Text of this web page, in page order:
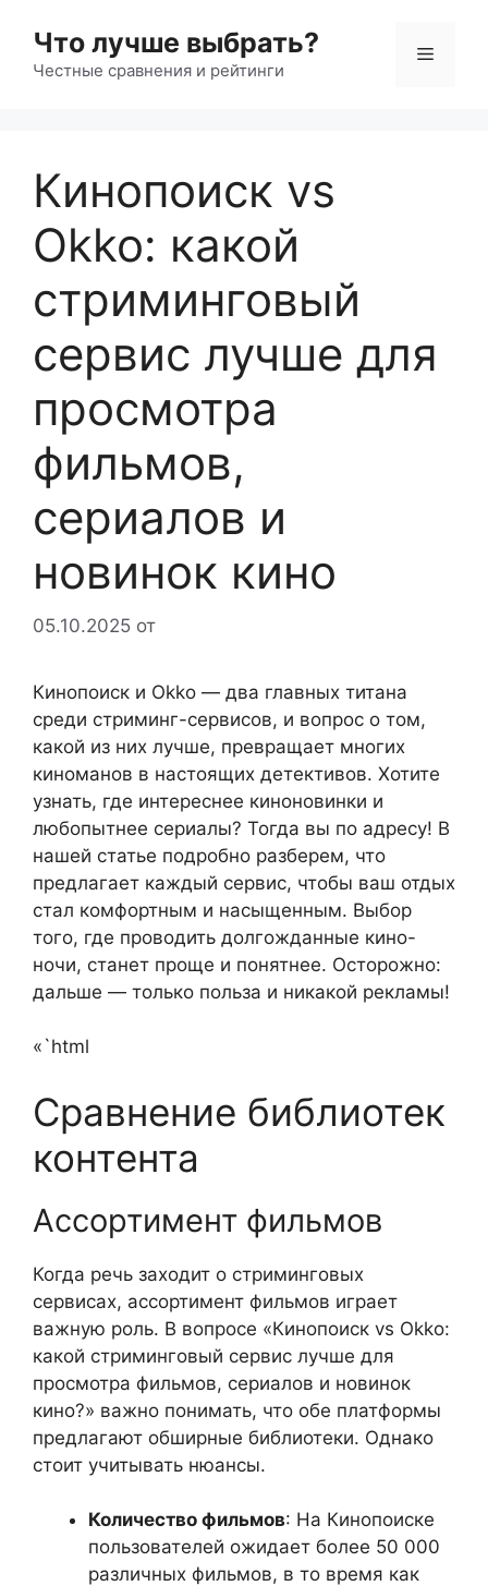
содержимому
Что лучше выбрать?
Честные сравнения и рейтинги
Меню
Кинопоиск vs
Okko: какой
стриминговый
сервис лучше для
просмотра
фильмов,
сериалов и
новинок кино
05.10.2025 от
Кинопоиск и Okko — два главных титана
среди стриминг-сервисов, и вопрос о том,
какой из них лучше, превращает многих
киноманов в настоящих детективов. Хотите
узнать, где интереснее киноновинки и
любопытнее сериалы? Тогда вы по адресу! В
нашей статье подробно разберем, что
предлагает каждый сервис, чтобы ваш отдых
стал комфортным и насыщенным. Выбор
того, где проводить долгожданные кино-
ночи, станет проще и понятнее. Осторожно:
дальше — только польза и никакой рекламы!
«`html
Сравнение библиотек
контента
Ассортимент фильмов
Когда речь заходит о стриминговых
сервисах, ассортимент фильмов играет
важную роль. В вопросе «Кинопоиск vs Okko:
какой стриминговый сервис лучше для
просмотра фильмов, сериалов и новинок
кино?» важно понимать, что обе платформы
предлагают обширные библиотеки. Однако
стоит учитывать нюансы.
Количество фильмов: На Кинопоиске
пользователей ожидает более 50 000
различных фильмов, в то время как